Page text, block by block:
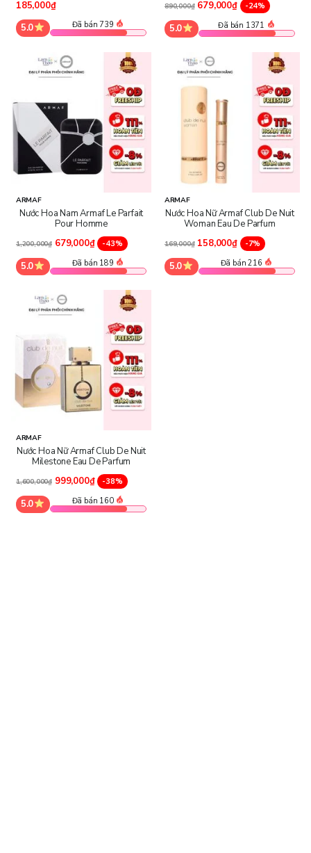
185,000₫
5.0
Đã bán 739
890,000₫ 679,000₫ -24%
5.0 Đã bán 1371
ARMAF
Nước Hoa Nam Armaf Le Parfait
Pour Homme
1,200,000₫ 679,000₫ -43%
5.0 Đã bán 189
ARMAF
Nước Hoa Nữ Armaf Club De Nuit
Woman Eau De Parfum
169,000₫ 158,000₫ -7%
5.0 Đã bán 216
ARMAF
Nước Hoa Nữ Armaf Club De Nuit
Milestone Eau De Parfum
1,600,000₫ 999,000₫ -38%
5.0 Đã bán 160